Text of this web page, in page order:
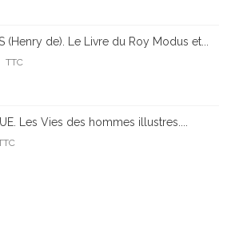
(Henry de). Le Livre du Roy Modus et...
TTC
Les Vies des hommes illustres....